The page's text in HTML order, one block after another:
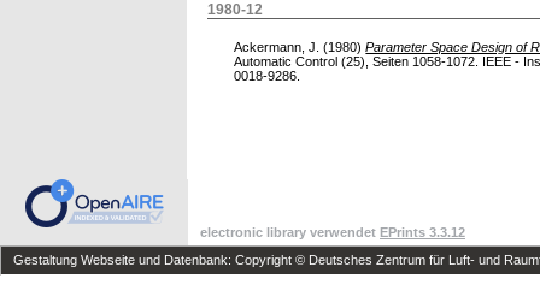
1980-12
Ackermann, J. (1980)Parameter Space Design of
Automatic Control (25), Seiten 1058-1072. IEEE -
0018-9286.
electronic library verwendet EPrints 3.3.12
Gestaltung Webseite und Datenbank: Copyright © Deutsches Zentrum für Luft- und